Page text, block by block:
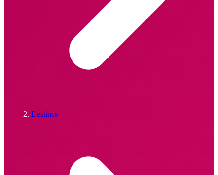
Destinos